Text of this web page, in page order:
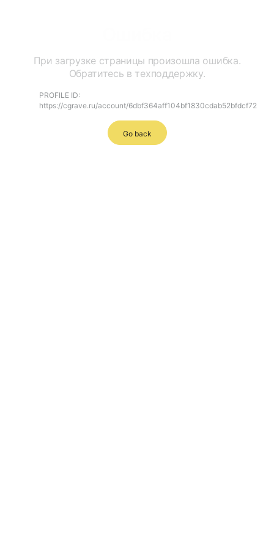
При загрузке страницы произошла ошибка.
Обратитесь в техподдержку.
PROFILE ID:
https://cgrave.ru/account/6dbf364aff104bf1830cdab52bfdcf72
Go back